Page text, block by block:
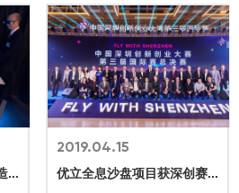
许恕思先生受邀参加并做演讲，与
业界大咖分享优立V...
优立全息沙盘亮相香港建造业议会
2019.04.15
优立全息沙盘项目获深创赛第三届国际赛亚军